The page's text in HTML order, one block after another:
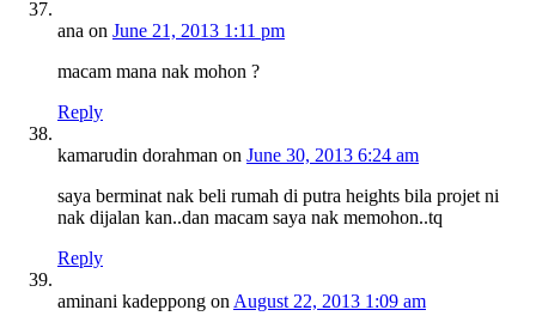
ana on June 21, 2013 1:11 pm
macam mana nak mohon ?
Reply
kamarudin dorahman on June 30, 2013 6:24 am
saya berminat nak beli rumah di putra heights bila projet ni
nak dijalan kan..dan macam saya nak memohon..tq
Reply
aminani kadeppong on August 22, 2013 1:09 am